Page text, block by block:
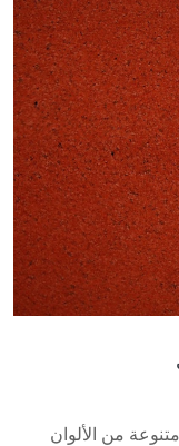
من الألوان